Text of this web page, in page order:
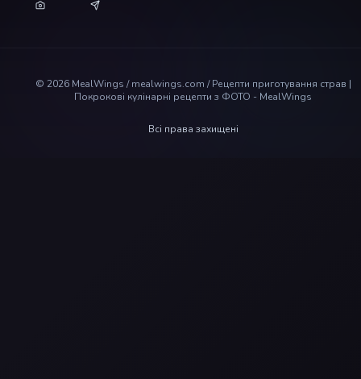
© 2026 MealWings / mealwings.com /Рецепти приготування страв |
Покрокові кулінарні рецепти з ФОТО - MealWings
Всі права захищені